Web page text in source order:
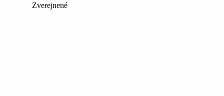
Zverejnené